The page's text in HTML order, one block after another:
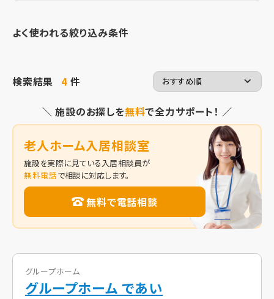
よく使われる絞り込み条件
検索結果 4 件
＼ 施設のお探しを無料で全力サポート！ ／
老人ホーム入居相談室
施設を実際に見ている入居相談員が
無料電話で相談に対応します。
無料で電話相談
グループホーム
グループホーム であい